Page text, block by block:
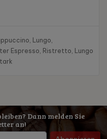
Lungo,
Espresso, Ristretto, Lungo
Dann melden Sie
an!